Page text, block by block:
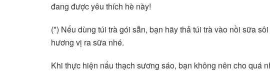
đang được yêu thích hè này!
(*) Nếu dùng túi trà gói sẵn, bạn hãy thả túi trà vào nồi sữa
hương vị ra sữa nhé.
Khi thực hiện nấu thạch sương sáo, bạn không nên cho quá